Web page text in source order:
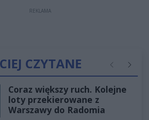
REKLAMA
CZYTANE Poprzednie
Coraz większy ruch. Kolejne
loty przekierowane z
Warszawy do Radomia